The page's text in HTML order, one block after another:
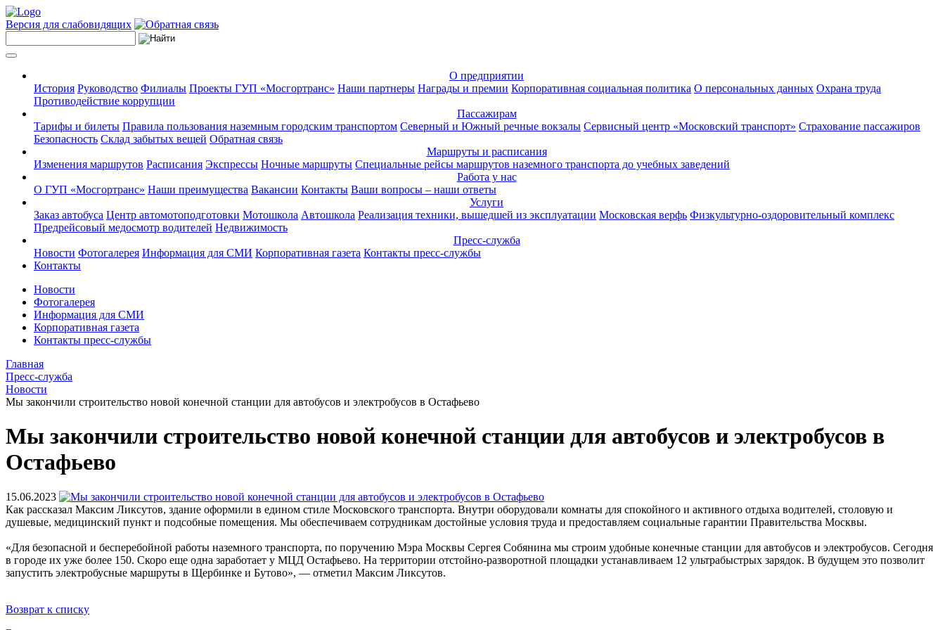
Версия для слабовидящих
О предприятии
История Руководство Филиалы Проекты ГУП «Мосгортранс» Наши партнеры Награды и премии Корпоративная социальная политика О персональных данных Охрана труда
Противодействие коррупции
Пассажирам
Тарифы и билеты Правила пользования наземным городским транспортом Северный и Южный речные вокзалы Сервисный центр «Московский транспорт» Страхование пассажиров
Безопасность Склад забытых вещей Обратная связь
Маршруты и расписания
Изменения маршрутов Расписания Экспрессы Ночные маршруты Специальные рейсы маршрутов наземного транспорта до учебных заведений
Работа у нас
О ГУП «Мосгортранс» Наши преимущества Вакансии Контакты Ваши вопросы – наши ответы
Услуги
Заказ автобуса Центр автомотоподготовки Мотошкола Автошкола Реализация техники, вышедшей из эксплуатации Московская верфь Физкультурно-оздоровительный комплекс
Предрейсовый медосмотр водителей Недвижимость
Пресс-служба
Новости Фотогалерея Информация для СМИ Корпоративная газета Контакты пресс-службы
Контакты
Новости
Фотогалерея
Информация для СМИ
Корпоративная газета
Контакты пресс-службы
Главная
Пресс-служба
Новости
Мы закончили строительство новой конечной станции для автобусов и электробусов в Остафьево
Мы закончили строительство новой конечной станции для автобусов и электробусов в
Остафьево
15.06.2023
Как рассказал Максим Ликсутов, здание оформили в едином стиле Московского транспорта. Внутри оборудовали комнаты для спокойного и активного отдыха водителей, столовую и
душевые, медицинский пункт и подсобные помещения. Мы обеспечиваем сотрудникам достойные условия труда и предоставляем социальные гарантии Правительства Москвы.
«Для безопасной и бесперебойной работы наземного транспорта, по поручению Мэра Москвы Сергея Собянина мы строим удобные конечные станции для автобусов и электробусов. Сегодня
в городе их уже более 150. Скоро еще одна заработает у МЦД Остафьево. На территории отстойно-разворотной площадки устанавливаем 12 ультрабыстрых зарядок. В будущем это позволит
запустить электробусные маршруты в Щербинке и Бутово», — отметил Максим Ликсутов.
Возврат к списку